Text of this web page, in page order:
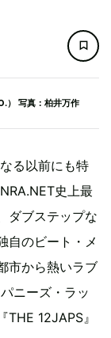
） 写真：柏井万作
る以前にも特
史上最
ダブステップな
自のビート・メ
市から熱いラブ
ニーズ・ラッ
12JAPS』